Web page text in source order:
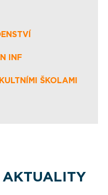
INF
ŠKOLAMI